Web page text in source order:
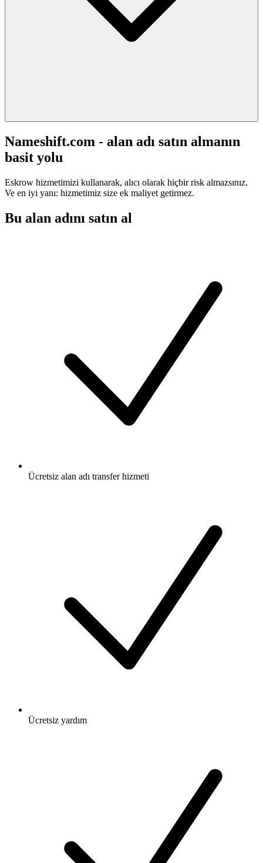
Nameshift.com - alan adı satın almanın
basit yolu
Eskrow hizmetimizi kullanarak, alıcı olarak hiçbir risk almazsınız.
Ve en iyi yanı: hizmetimiz size ek maliyet getirmez.
Bu alan adını satın al
Ücretsiz alan adı transfer hizmeti
Ücretsiz yardım